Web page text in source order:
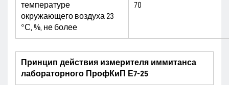
температуре
окружающего воздуха 23
°С, %, не более
70
Принцип действия измерителя иммитанса
лабораторного ПрофКиП Е7-25